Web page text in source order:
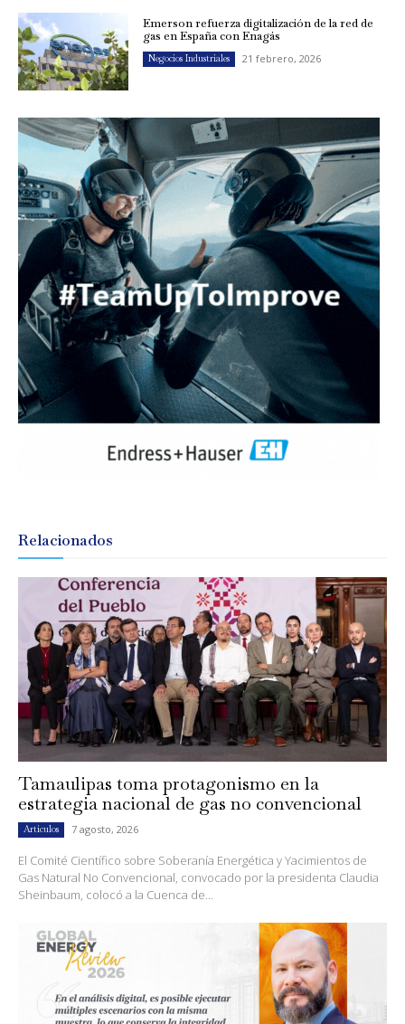
Emerson refuerza digitalización de la red de
gas en España con Enagás
Negocios Industriales 21 febrero, 2026
Relacionados
Tamaulipas toma protagonismo en la
estrategia nacional de gas no convencional
Artículos 7 agosto, 2026
El Comité Científico sobre Soberanía Energética y Yacimientos de
Gas Natural No Convencional, convocado por la presidenta Claudia
Sheinbaum, colocó a la Cuenca de...